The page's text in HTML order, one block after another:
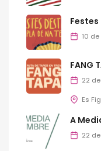
Festes
10
FANG
22
Es
A
22